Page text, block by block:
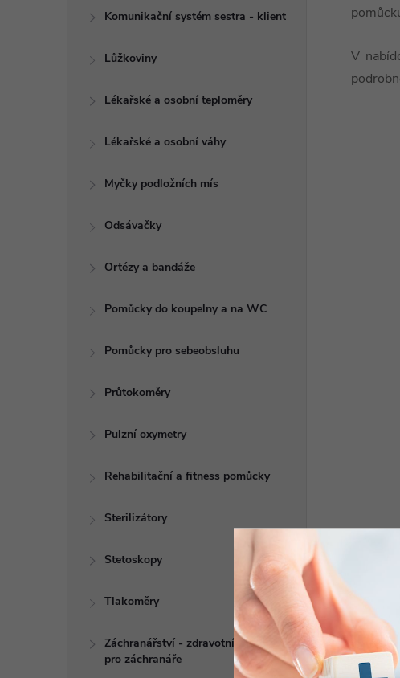
Komunikační systém sestra - klient
Lůžkoviny
Lékařské a osobní teploměry
Lékařské a osobní váhy
Myčky podložních mís
Odsávačky
Ortézy a bandáže
Pomůcky do koupelny a na WC
Pomůcky pro sebeobsluhu
Průtokoměry
Pulzní oxymetry
Rehabilitační a fitness pomůcky
Sterilizátory
Stetoskopy
Tlakoměry
Záchranářství - zdravotní potřeby
pro záchranáře
V